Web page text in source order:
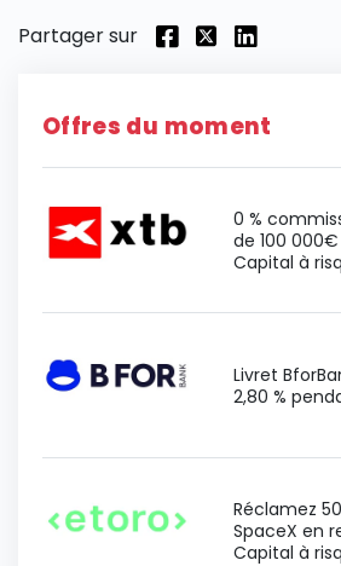
Partager sur
Offres du moment
0 %
de 100
Capital à
Livret
2,80 %
Réclamez
SpaceX en
Capital à